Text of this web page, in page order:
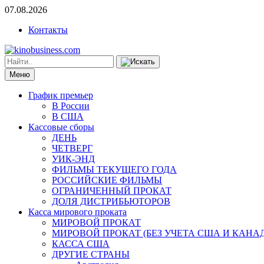
07.08.2026
Контакты
Меню
График премьер
В России
В США
Кассовые сборы
ДЕНЬ
ЧЕТВЕРГ
УИК-ЭНД
ФИЛЬМЫ ТЕКУЩЕГО ГОДА
РОССИЙСКИЕ ФИЛЬМЫ
ОГРАНИЧЕННЫЙ ПРОКАТ
ДОЛЯ ДИСТРИБЬЮТОРОВ
Касса мирового проката
МИРОВОЙ ПРОКАТ
МИРОВОЙ ПРОКАТ (БЕЗ УЧЕТА США И
КАССА США
ДРУГИЕ СТРАНЫ